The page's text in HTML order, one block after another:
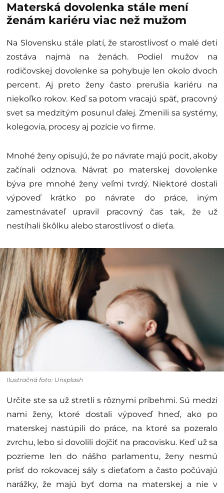
Materská dovolenka stále mení
ženám kariéru viac než mužom
Na Slovensku stále platí, že starostlivosť o malé deti
zostáva najmä na ženách. Podiel mužov na
rodičovskej dovolenke sa pohybuje len okolo dvoch
percent. Aj preto ženy často prerušia kariéru na
niekoľko rokov. Keď sa potom vracajú späť, pracovný
svet sa medzitým posunul ďalej. Zmenili sa systémy,
kolegovia, procesy aj pozície vo firme.
Mnohé ženy opisujú, že po návrate majú pocit, akoby
začínali odznova. Návrat po materskej dovolenke
býva pre mnohé ženy veľmi tvrdý. Niektoré dostali
výpoveď krátko po návrate do práce, iným
zamestnávateľ upravil pracovný čas tak, že už
nestíhali škôlku alebo starostlivosť o dieťa.
Ilustračná foto: Unsplash
Určite ste sa už stretli s rôznymi príbehmi. Sú medzi
nami ženy, ktoré dostali výpoveď hneď, ako po
materskej nastúpili do práce, na ktoré sa pozeralo
zvrchu, lebo si dovolili dojčiť na pracovisku. Keď už sa
pozrieme len do nášho parlamentu, ženy nesmú
prísť do rokovacej sály s dieťaťom a často počúvajú
narážky, že majú byť doma na materskej a nie v